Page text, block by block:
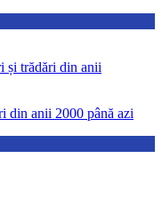
din anii 2000 până azi